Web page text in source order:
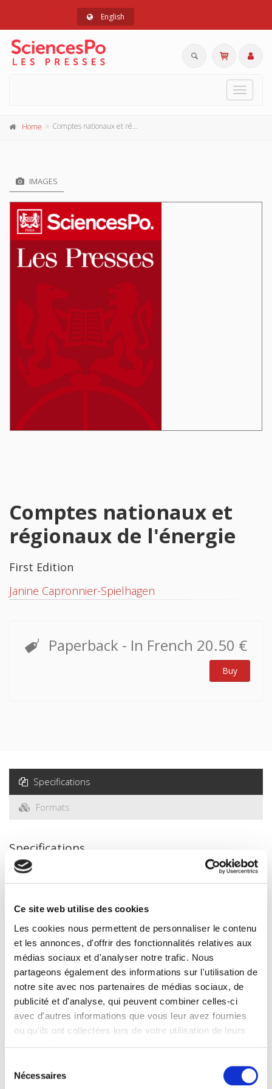
Ce site web utilise des cookies
Les cookies nous permettent de personnaliser le contenu
et les annonces, d'offrir des fonctionnalités relatives aux
médias sociaux et d'analyser notre trafic. Nous
partageons également des informations sur l'utilisation de
notre site avec nos partenaires de médias sociaux, de
publicité et d'analyse, qui peuvent combiner celles-ci
avec d'autres informations que vous leur avez fournies
ou qu'ils ont collectées lors de votre utilisation de leurs
Nécessaires
English
Toggle
Home Comptes nationaux et régionaux de l'énergie
IMAGES
Comptes nationaux et
régionaux de l'énergie
First Edition
Janine Capronnier-Spielhagen
Paperback - In French 20.50 €
Buy
Specifications
Formats
Specifications
Publisher
Janine Capronnier-Spielhagen
Collection
Académique
Language
French
Publisher Category
Political Economics >
Industry - energy - transport
BISAC Subject Heading